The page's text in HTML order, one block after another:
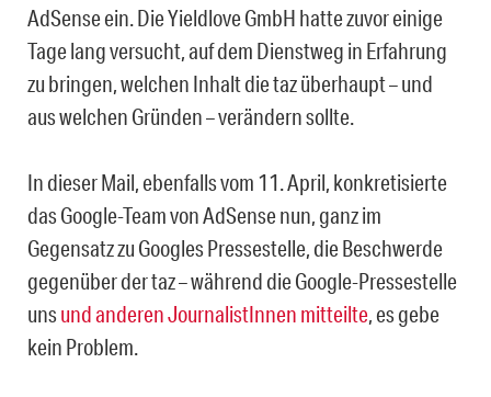
AdSense ein. Die Yieldlove GmbH hatte zuvor einige
Tage lang versucht, auf dem Dienstweg in Erfahrung
zu bringen, welchen Inhalt die taz überhaupt – und
aus welchen Gründen – verändern sollte.
In dieser Mail, ebenfalls vom 11. April, konkretisierte
das Google-Team von AdSense nun, ganz im
Gegensatz zu Googles Pressestelle, die Beschwerde
gegenüber der taz – während die Google-Pressestelle
unsund anderen JournalistInnen mitteilte, es gebe
kein Problem.